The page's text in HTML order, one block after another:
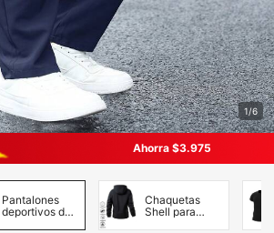
1/6
Ahorra $3.975
Pantalones
deportivos de
Chaquetas
Shell para